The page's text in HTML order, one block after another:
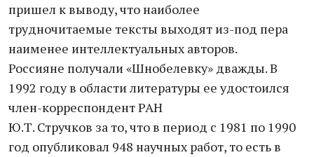
пришел к выводу, что наиболее
трудночитаемые тексты выходят из-под пера
наименее интеллектуальных авторов.
Россияне получали «Шнобелевку» дважды. В
1992 году в области литературы ее удостоился
член-корреспондент РАН
Ю.Т. Стручков за то, что в период с 1981 по 1990
год опубликовал 948 научных работ, то есть в